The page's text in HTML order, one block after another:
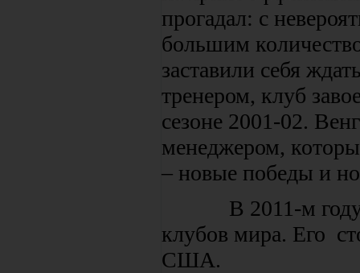
прогадал: с
большим
заставили себя
тренером, клуб
сезоне 2001-02.
менеджером,
– новые победы и
В 2011-м году
клубов мира. Его
США.